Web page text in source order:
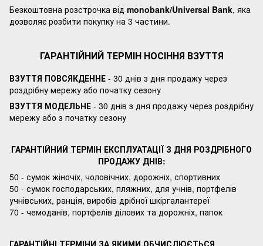
Безкоштовна розстрочка від monobank/Universal Bank, яка
дозволяє розбити покупку на 3 частини.
ГАРАНТІЙНИЙ ТЕРМІН НОСІННЯ ВЗУТТЯ
ВЗУТТЯ ПОВСЯКДЕННЕ - 30 днів з дня продажу через
роздрібну мережу або початку сезону
ВЗУТТЯ МОДЕЛЬНЕ - 30 днів з дня продажу через роздрібну
мережу або з початку сезону
ГАРАНТІЙНИЙ ТЕРМІН ЕКСПЛУАТАЦІЇ З ДНЯ РОЗДРІБНОГО
ПРОДАЖУ ДНІВ:
50 - сумок жіночіх, чоловічних, дорожніх, спортивних
50 - сумок господарських, пляжних, для учнів, портфелів
учнівських, ранція, виробів дрібної шкіргалантереї
70 - чемоданів, портфелів ділових та дорожніх, папок
ГАРАНТІЙНІ ТЕРМІНИ ЗА ЯКИМИ ОБЧИСЛЮЄТЬСЯ